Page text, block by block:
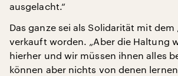
ausgelacht.“
Das ganze sei als Solidarität mit dem
verkauft worden. „Aber die Haltung
hierher und wir müssen ihnen alles
können aber nichts von denen